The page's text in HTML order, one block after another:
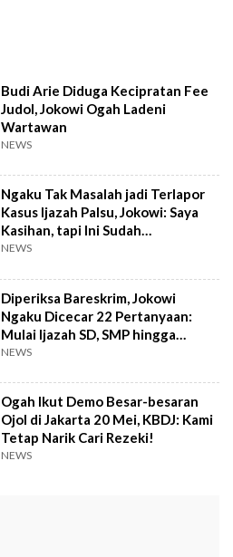
Budi Arie Diduga Kecipratan Fee
Judol, Jokowi Ogah Ladeni
Wartawan
NEWS
Ngaku Tak Masalah jadi Terlapor
Kasus Ijazah Palsu, Jokowi: Saya
Kasihan, tapi Ini Sudah
Keterlaluan
NEWS
Diperiksa Bareskrim, Jokowi
Ngaku Dicecar 22 Pertanyaan:
Mulai Ijazah SD, SMP hingga
Universitas
NEWS
Ogah Ikut Demo Besar-besaran
Ojol di Jakarta 20 Mei, KBDJ: Kami
Tetap Narik Cari Rezeki!
NEWS